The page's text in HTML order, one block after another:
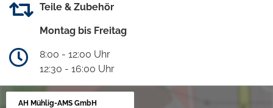
Teile & Zubehör
Montag bis Freitag
8:00 - 12:00 Uhr
12:30 - 16:00 Uhr
AH Mühlig-AMS GmbH